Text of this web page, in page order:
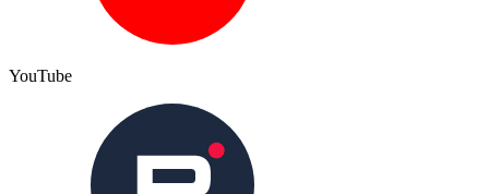
YouTube